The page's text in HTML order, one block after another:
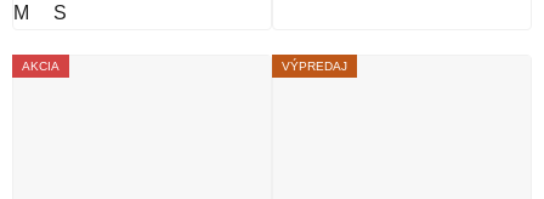
M S
AKCIA VÝPREDAJ